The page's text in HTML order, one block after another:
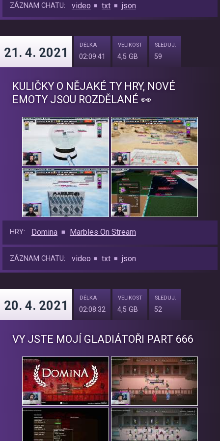
ZÁZNAM CHATU: video txt json
21. 4. 2021
DÉLKA
02:09:41
VELIKOST
4,5 GB
SLEDUJ.
59
KULIČKY O NĚJAKÉ TY HRY, NOVÉ
EMOTY JSOU ROZDĚLANÉ 👀
HRY: Domina Marbles On Stream
ZÁZNAM CHATU: video txt json
20. 4. 2021
DÉLKA
02:08:32
VELIKOST
4,5 GB
SLEDUJ.
52
VY JSTE MOJÍ GLADIÁTOŘI PART 666